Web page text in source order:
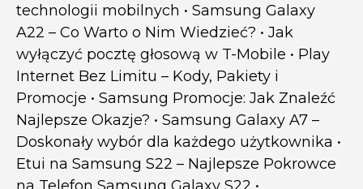
technologii mobilnych • Samsung Galaxy
A22 – Co Warto o Nim Wiedzieć? • Jak
wyłączyć pocztę głosową w T-Mobile • Play
Internet Bez Limitu – Kody, Pakiety i
Promocje • Samsung Promocje: Jak Znaleźć
Najlepsze Okazje? • Samsung Galaxy A7 –
Doskonały wybór dla każdego użytkownika •
Etui na Samsung S22 – Najlepsze Pokrowce